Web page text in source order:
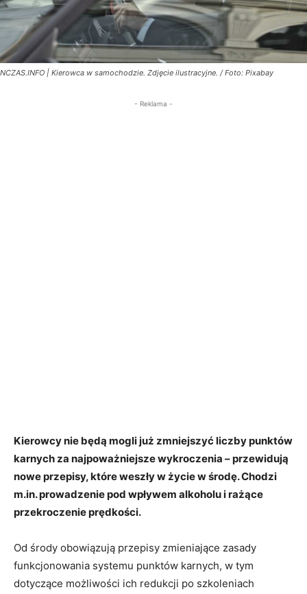
NCZAS.INFO | Kierowca w samochodzie. Zdjęcie ilustracyjne. / Foto: Pixabay
- Reklama -
Kierowcy nie będą mogli już zmniejszyć liczby punktów
karnych za najpoważniejsze wykroczenia – przewidują
nowe przepisy, które weszły w życie w środę. Chodzi
m.in. prowadzenie pod wpływem alkoholu i rażące
przekroczenie prędkości.
Od środy obowiązują przepisy zmieniające zasady
funkcjonowania systemu punktów karnych, w tym
dotyczące możliwości ich redukcji po szkoleniach